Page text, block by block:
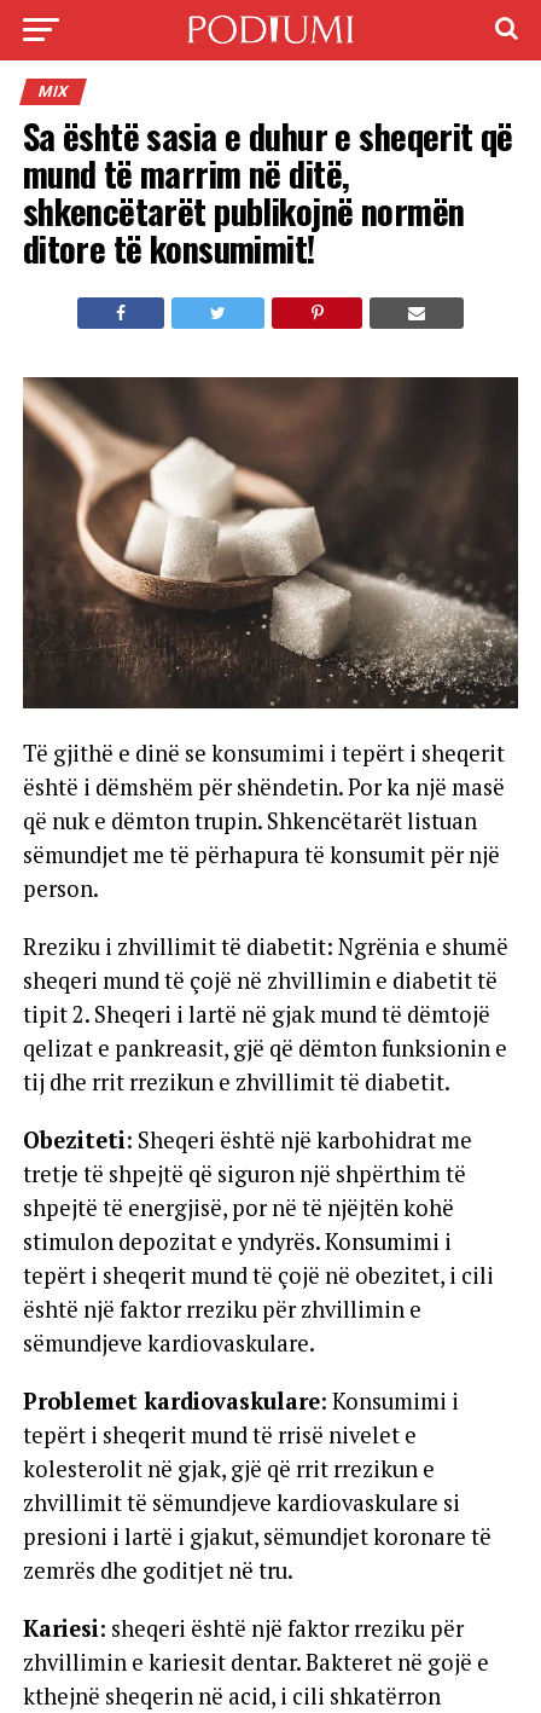
MIX
Sa është sasia e duhur e sheqerit që
mund të marrim në ditë,
shkencëtarët publikojnë normën
ditore të konsumimit!
Të gjithë e dinë se konsumimi i tepërt i sheqerit
është i dëmshëm për shëndetin. Por ka një masë
që nuk e dëmton trupin. Shkencëtarët listuan
sëmundjet me të përhapura të konsumit për një
person.
Rreziku i zhvillimit të diabetit: Ngrënia e shumë
sheqeri mund të çojë në zhvillimin e diabetit të
tipit 2. Sheqeri i lartë në gjak mund të dëmtojë
qelizat e pankreasit, gjë që dëmton funksionin e
tij dhe rrit rrezikun e zhvillimit të diabetit.
Obeziteti: Sheqeri është një karbohidrat me
tretje të shpejtë që siguron një shpërthim të
shpejtë të energjisë, por në të njëjtën kohë
stimulon depozitat e yndyrës. Konsumimi i
tepërt i sheqerit mund të çojë në obezitet, i cili
është një faktor rreziku për zhvillimin e
sëmundjeve kardiovaskulare.
Problemet kardiovaskulare: Konsumimi i
tepërt i sheqerit mund të rrisë nivelet e
kolesterolit në gjak, gjë që rrit rrezikun e
zhvillimit të sëmundjeve kardiovaskulare si
presioni i lartë i gjakut, sëmundjet koronare të
zemrës dhe goditjet në tru.
Kariesi: sheqeri është një faktor rreziku për
zhvillimin e kariesit dentar. Bakteret në gojë e
kthejnë sheqerin në acid, i cili shkatërron